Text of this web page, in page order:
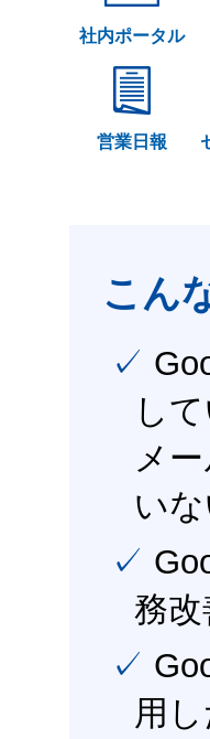
社内ポータル
営業日報
こん
✓ Google Workspace（旧G Suite） を社内で導入
し
メ
い
✓ Google Workspace（旧G Suite） を活用し、業
務
✓ Google Workspace（旧G Suite） を最大限に活
用